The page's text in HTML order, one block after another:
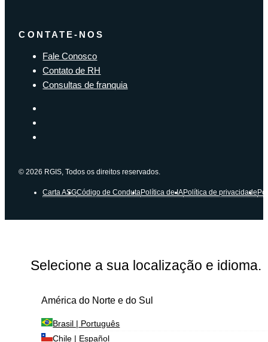
CONTATE-NOS
Fale Conosco
Contato de RH
Consultas de franquia
© 2026 RGIS, Todos os direitos reservados.
Carta ASGCódigo de CondutaPolítica de IAPolítica de privacidade
Selecione a sua localização e idioma.
América do Norte e do Sul
Brasil | Português
Chile | Español